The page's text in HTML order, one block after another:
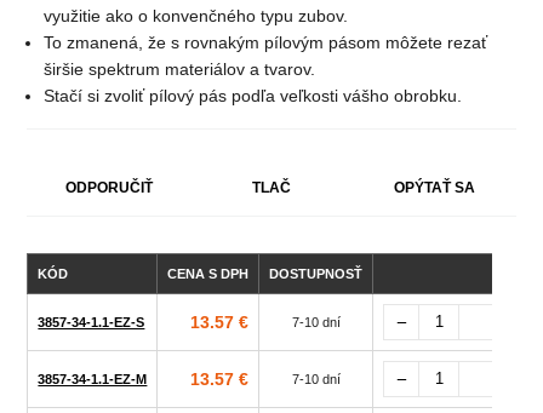
využitie ako o konvenčného typu zubov.
To zmanená, že s rovnakým pílovým pásom môžete rezať
širšie spektrum materiálov a tvarov.
Stačí si zvoliť pílový pás podľa veľkosti vášho obrobku.
ODPORUČIŤ TLAČ OPÝTAŤ SA
KÓD CENA S DPH DOSTUPNOSŤ
3857-34-1.1-EZ-S 13.57 € 7-10 dní
3857-34-1.1-EZ-M 13.57 € 7-10 dní